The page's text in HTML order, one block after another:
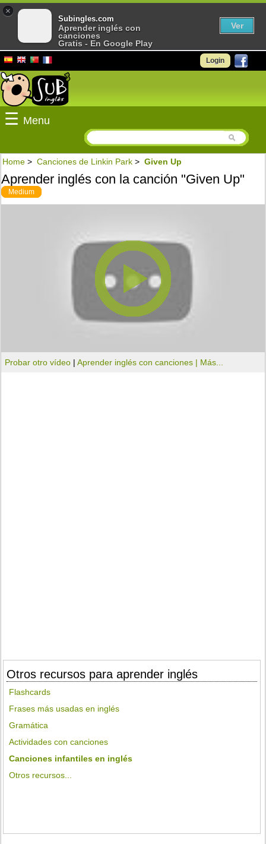
Login
☰ Menu
Home > Canciones de Linkin Park > Given Up
Aprender inglés con la canción "Given Up"
Medium
Probar otro vídeo |Aprender inglés con canciones | Más...
Otros recursos para aprender inglés
Flashcards
Frases más usadas en inglés
Gramática
Actividades con canciones
Canciones infantiles en inglés
Otros recursos...
×
Subingles.com
Aprender inglés con
canciones
Gratis - En Google Play
Ver